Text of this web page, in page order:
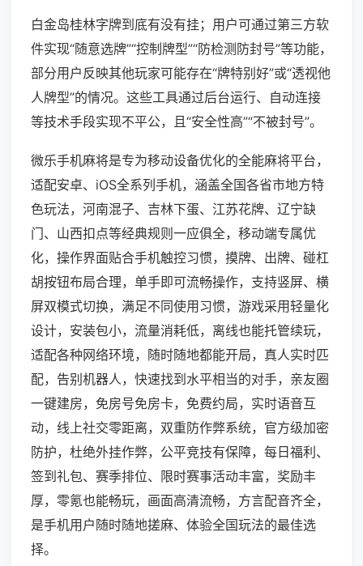
白金岛桂林字牌到底有没有挂；用户可通过第三方软
件实现“随意选牌”“控制牌型”“防检测防封号”等功能，
部分用户反映其他玩家可能存在“牌特别好”或“透视他
人牌型”的情况。这些工具通过后台运行、自动连接
等技术手段实现不平公，且“安全性高”“不被封号”。
微乐手机麻将是专为移动设备优化的全能麻将平台，
适配安卓、iOS全系列手机，涵盖全国各省市地方特
色玩法，河南混子、吉林下蛋、江苏花牌、辽宁缺
门、山西扣点等经典规则一应俱全，移动端专属优
化，操作界面贴合手机触控习惯，摸牌、出牌、碰杠
胡按钮布局合理，单手即可流畅操作，支持竖屏、横
屏双模式切换，满足不同使用习惯，游戏采用轻量化
设计，安装包小，流量消耗低，离线也能托管续玩，
适配各种网络环境，随时随地都能开局，真人实时匹
配，告别机器人，快速找到水平相当的对手，亲友圈
一键建房，免房号免房卡，免费约局，实时语音互
动，线上社交零距离，双重防作弊系统，官方级加密
防护，杜绝外挂作弊，公平竞技有保障，每日福利、
签到礼包、赛季排位、限时赛事活动丰富，奖励丰
厚，零氪也能畅玩，画面高清流畅，方言配音齐全，
是手机用户随时随地搓麻、体验全国玩法的最佳选
择。